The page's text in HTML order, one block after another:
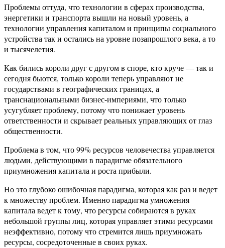
Проблемы оттуда, что технологии в сферах производства,
энергетики и транспорта вышли на новый уровень, а
технологии управления капиталом и принципы социального
устройства так и остались на уровне позапрошлого века, а то
и тысячелетия.
Как бились короли друг с другом в споре, кто круче — так и
сегодня бьются, только короли теперь управляют не
государствами в географических границах, а
транснациональными бизнес-империями, что только
усугубляет проблему, потому что понижает уровень
ответственности и скрывает реальных управляющих от глаз
общественности.
Проблема в том, что 99% ресурсов человечества управляется
людьми, действующими в парадигме обязательного
приумножения капитала и роста прибыли.
Но это глубоко ошибочная парадигма, которая как раз и ведет
к множеству проблем. Именно парадигма умножения
капитала ведет к тому, что ресурсы собираются в руках
небольшой группы лиц, которая управляет этими ресурсами
неэффективно, потому что стремится лишь приумножать
ресурсы, сосредоточенные в своих руках.